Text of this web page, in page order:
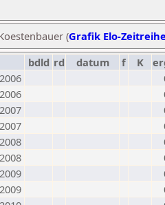
(Grafik Elo-Zeitreihe
bdld rd datum f K